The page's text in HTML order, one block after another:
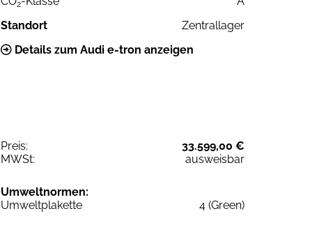
2
Standort
Zentrallager
Details zum Audi e-tron anzeigen
Preis:
33.599,00 €
MWSt:
ausweisbar
Umweltnormen:
Umweltplakette
4 (Green)